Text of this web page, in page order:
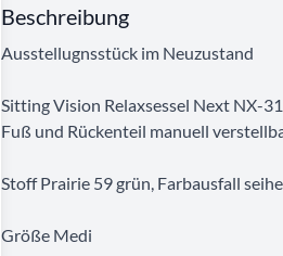
Beschreibung
Ausstellugnsstück im Neuzustand
Sitting Vision Relaxsessel Next NX-
Fuß und Rückenteil manuell
Stoff Prairie 59 grün, Farbausfall
Größe Medi